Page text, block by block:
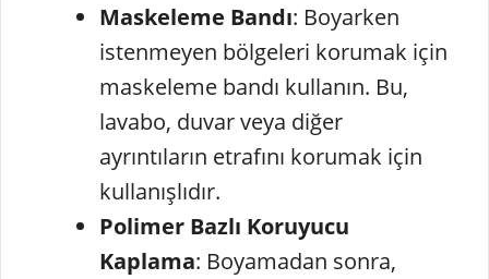
Maskeleme Bandı: Boyarken
istenmeyen bölgeleri korumak için
maskeleme bandı kullanın. Bu,
lavabo, duvar veya diğer
ayrıntıların etrafını korumak için
kullanışlıdır.
Polimer Bazlı Koruyucu
Kaplama: Boyamadan sonra,